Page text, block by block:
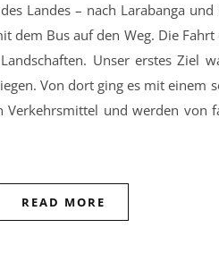
Landes – nach Larabanga
dem Bus auf den Weg. Die
Unser erstes Ziel
Von dort ging es mit einem
und werden von
READ MORE